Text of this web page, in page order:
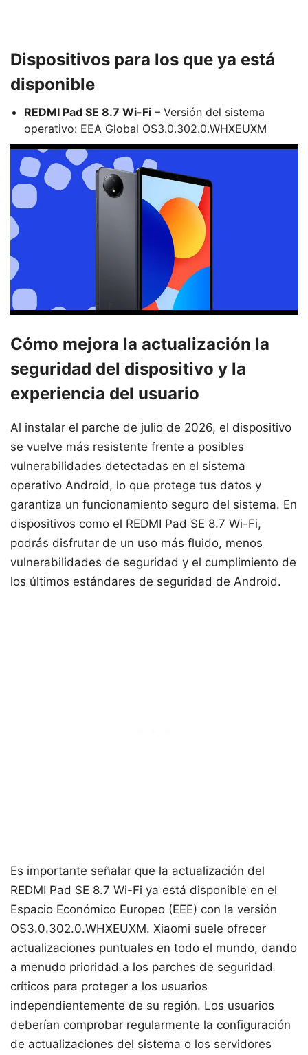
Dispositivos para los que ya está
disponible
REDMI Pad SE 8.7 Wi-Fi – Versión del sistema
operativo: EEA Global OS3.0.302.0.WHXEUXM
Cómo mejora la actualización la
seguridad del dispositivo y la
experiencia del usuario
Al instalar el parche de julio de 2026, el dispositivo
se vuelve más resistente frente a posibles
vulnerabilidades detectadas en el sistema
operativo Android, lo que protege tus datos y
garantiza un funcionamiento seguro del sistema. En
dispositivos como el REDMI Pad SE 8.7 Wi-Fi,
podrás disfrutar de un uso más fluido, menos
vulnerabilidades de seguridad y el cumplimiento de
los últimos estándares de seguridad de Android.
Es importante señalar que la actualización del
REDMI Pad SE 8.7 Wi-Fi ya está disponible en el
Espacio Económico Europeo (EEE) con la versión
OS3.0.302.0.WHXEUXM. Xiaomi suele ofrecer
actualizaciones puntuales en todo el mundo, dando
a menudo prioridad a los parches de seguridad
críticos para proteger a los usuarios
independientemente de su región. Los usuarios
deberían comprobar regularmente la configuración
de actualizaciones del sistema o los servidores